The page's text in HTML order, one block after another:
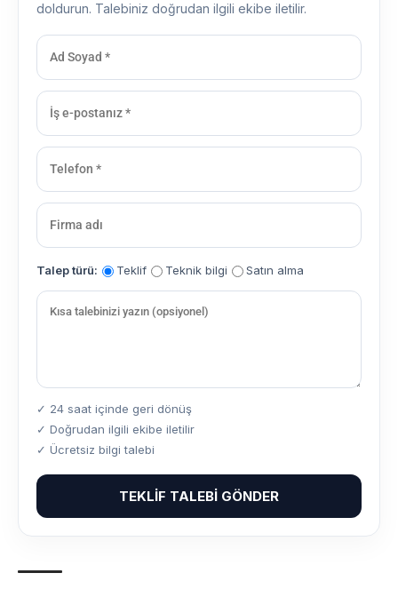
doldurun. Talebiniz doğrudan ilgili ekibe iletilir.
Talep türü: Teklif Teknik bilgi Satın alma
✓ 24 saat içinde geri dönüş
✓ Doğrudan ilgili ekibe iletilir
✓ Ücretsiz bilgi talebi
TEKLIF TALEBI GÖNDER